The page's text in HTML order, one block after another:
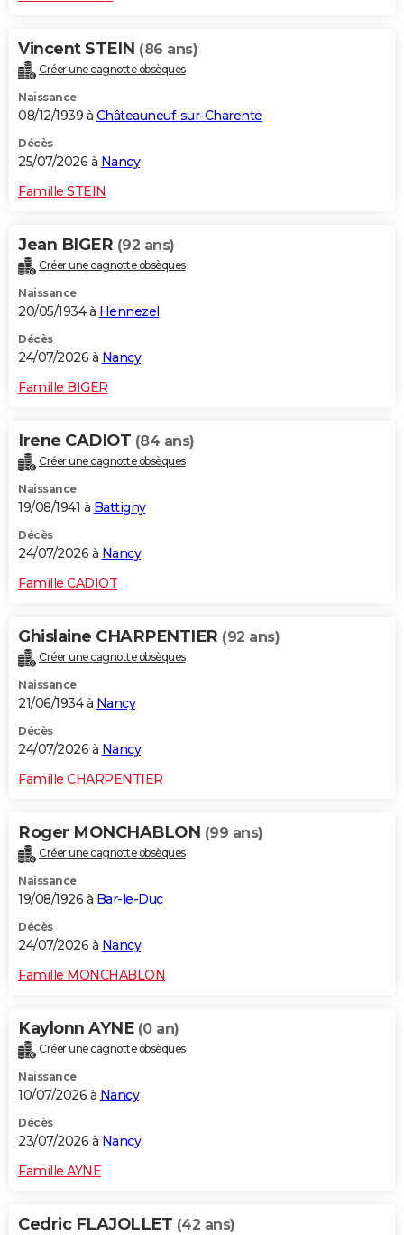
Vincent STEIN (86 ans)
Créer une cagnotte obsèques
Naissance
08/12/1939 à Châteauneuf-sur-Charente
Décès
25/07/2026 à Nancy
Famille STEIN
Jean BIGER (92 ans)
Créer une cagnotte obsèques
Naissance
20/05/1934 à Hennezel
Décès
24/07/2026 à Nancy
Famille BIGER
Irene CADIOT (84 ans)
Créer une cagnotte obsèques
Naissance
19/08/1941 à Battigny
Décès
24/07/2026 à Nancy
Famille CADIOT
Ghislaine CHARPENTIER (92 ans)
Créer une cagnotte obsèques
Naissance
21/06/1934 à Nancy
Décès
24/07/2026 à Nancy
Famille CHARPENTIER
Roger MONCHABLON (99 ans)
Créer une cagnotte obsèques
Naissance
19/08/1926 à Bar-le-Duc
Décès
24/07/2026 à Nancy
Famille MONCHABLON
Kaylonn AYNE (0 an)
Créer une cagnotte obsèques
Naissance
10/07/2026 à Nancy
Décès
23/07/2026 à Nancy
Famille AYNE
Cedric FLAJOLLET (42 ans)